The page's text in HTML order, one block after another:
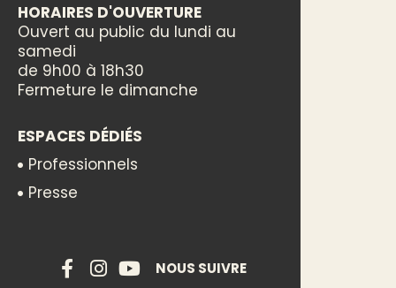
HORAIRES D'OUVERTURE
Ouvert au public du lundi au
samedi
de 9h00 à 18h30
Fermeture le dimanche
ESPACES DÉDIÉS
Professionnels
Presse
NOUS SUIVRE